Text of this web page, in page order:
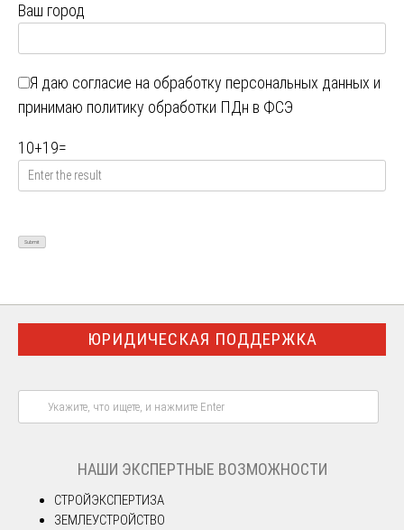
Ваш город
Я даю согласие на обработку персональных данных и
принимаю политику обработки ПДн в ФСЭ
10+19=
ЮРИДИЧЕСКАЯ ПОДДЕРЖКА
НАШИ ЭКСПЕРТНЫЕ ВОЗМОЖНОСТИ
СТРОЙЭКСПЕРТИЗА
ЗЕМЛЕУСТРОЙСТВО